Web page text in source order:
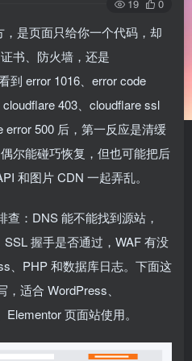
19 0
是页面只给你一个代码，却
书、防火墙，还是
到 error 1016、error code
403、cloudflare ssl
error 500 后，第一反应是清缓
尔能碰巧恢复，但也可能把后
和图片 CDN 一起弄乱。
：DNS 能不能找到源站，
握手是否通过，WAF 有没
、PHP 和数据库日志。下面这
适合 WordPress、
页面站使用。